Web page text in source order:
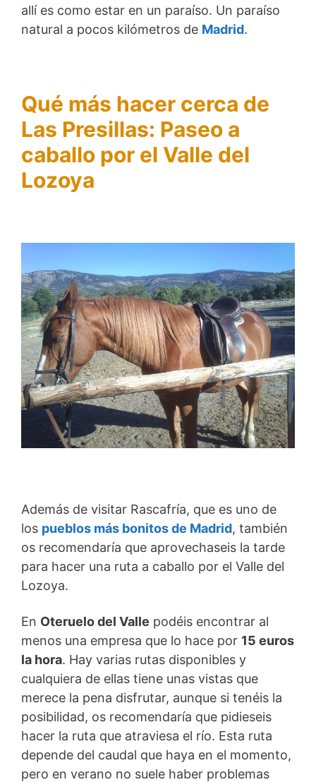
allí es como estar en un paraíso. Un paraíso
natural a pocos kilómetros de Madrid.
Qué más hacer cerca de
Las Presillas: Paseo a
caballo por el Valle del
Lozoya
Además de visitar Rascafría, que es uno de
los pueblos más bonitos de Madrid, también
os recomendaría que aprovechaseis la tarde
para hacer una ruta a caballo por el Valle del
Lozoya.
En Oteruelo del Valle podéis encontrar al
menos una empresa que lo hace por 15 euros
la hora. Hay varias rutas disponibles y
cualquiera de ellas tiene unas vistas que
merece la pena disfrutar, aunque si tenéis la
posibilidad, os recomendaría que pidieseis
hacer la ruta que atraviesa el río. Esta ruta
depende del caudal que haya en el momento,
pero en verano no suele haber problemas